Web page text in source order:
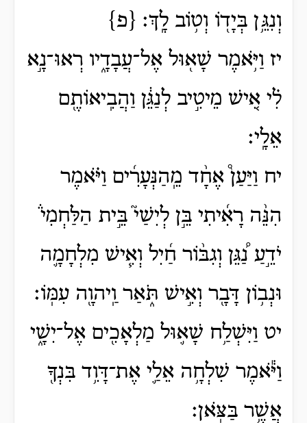
וְנִגֵּ֥ן בְּיָד֖וֹ וְט֥וֹב לָֽךְ׃ {פ}
יז וַיֹּ֥אמֶר שָׁא֖וּל אֶל־עֲבָדָ֑יו רְאוּ־נָ֣א
לִ֗י אִ֚ישׁ מֵיטִ֣יב לְנַגֵּ֔ן וַהֲבִֽיאוֹתֶ֖ם
אֵלָֽי׃
יח וַיַּעַן֩ אֶחָ֨ד מֵֽהַנְּעָרִ֜ים וַיֹּ֗אמֶר
הִנֵּ֨ה רָאִ֜יתִי בֵּ֣ן לְיִשַׁי֮ בֵּ֣ית הַלַּחְמִי֒
יֹדֵ֣עַ נַ֠גֵּן וְגִבּ֨וֹר חַ֜יִל וְאִ֧ישׁ מִלְחָמָ֛ה
וּנְב֥וֹן דָּבָ֖ר וְאִ֣ישׁ תֹּ֑אַר וַֽיהוָ֖ה עִמּֽוֹ׃
יט וַיִּשְׁלַ֥ח שָׁא֛וּל מַלְאָכִ֖ים אֶל־יִשָׁ֑י
וַיֹּ֕אמֶר שִׁלְחָ֥ה אֵלַ֛י אֶת־דָּוִ֥ד בִּנְךָ֖
אֲשֶׁ֥ר בַּצֹּֽאן׃